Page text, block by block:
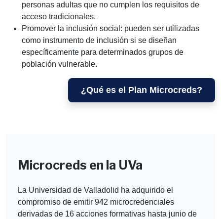
personas adultas que no cumplen los requisitos de
acceso tradicionales.
Promover la inclusión social: pueden ser utilizadas
como instrumento de inclusión si se diseñan
específicamente para determinados grupos de
población vulnerable.
¿Qué es el Plan Microcreds?
Microcreds en la UVa
La Universidad de Valladolid ha adquirido el
compromiso de emitir 942 microcredenciales
derivadas de 16 acciones formativas hasta junio de